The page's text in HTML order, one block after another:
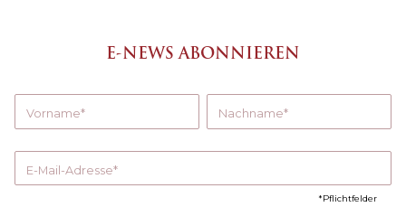
E-NEWS ABONNIEREN
Vorname Nachname
E-Mail-Adresse
Pflichtfelder